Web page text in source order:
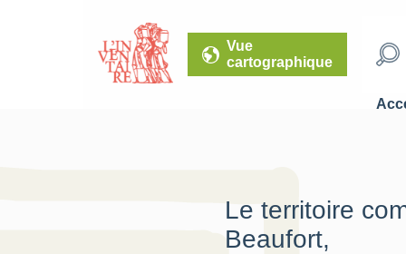
Vue
cartographique
Le territoire
Beaufort,